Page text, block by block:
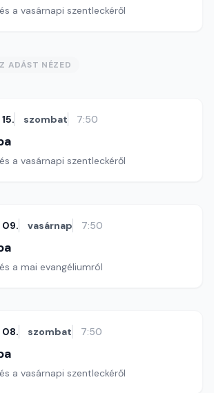
a vasárnapi szentleckéről
ADÁST NÉZED
szombat 7:50
a vasárnapi szentleckéről
09. vasárnap 7:50
a mai evangéliumról
08. szombat 7:50
a vasárnapi szentleckéről